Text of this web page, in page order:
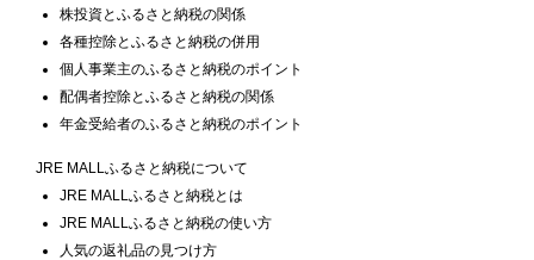
株投資とふるさと納税の関係
各種控除とふるさと納税の併用
個人事業主のふるさと納税のポイント
配偶者控除とふるさと納税の関係
年金受給者のふるさと納税のポイント
JRE MALLふるさと納税について
JRE MALLふるさと納税とは
JRE MALLふるさと納税の使い方
人気の返礼品の見つけ方